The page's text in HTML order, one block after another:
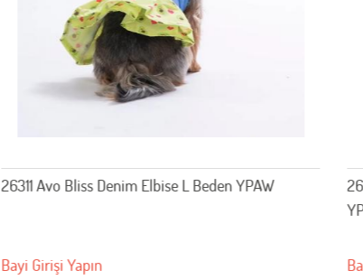
26402 Aqua Reverie Desenli Gömlek L Beden
Bayi Girişi Yapın